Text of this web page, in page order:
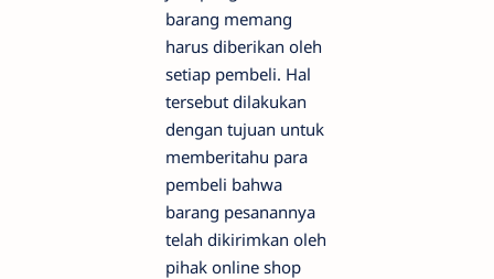
barang memang
harus diberikan oleh
setiap pembeli. Hal
tersebut dilakukan
dengan tujuan untuk
memberitahu para
pembeli bahwa
barang pesanannya
telah dikirimkan oleh
pihak online shop